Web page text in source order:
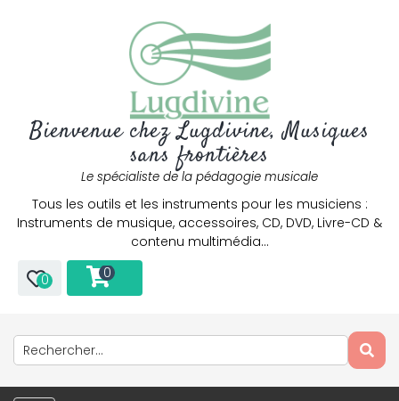
Bienvenue chez Lugdivine, Musiques
sans frontières
Le spécialiste de la pédagogie musicale
Tous les outils et les instruments pour les musiciens :
Instruments de musique, accessoires, CD, DVD, Livre-CD &
contenu multimédia…
0 0